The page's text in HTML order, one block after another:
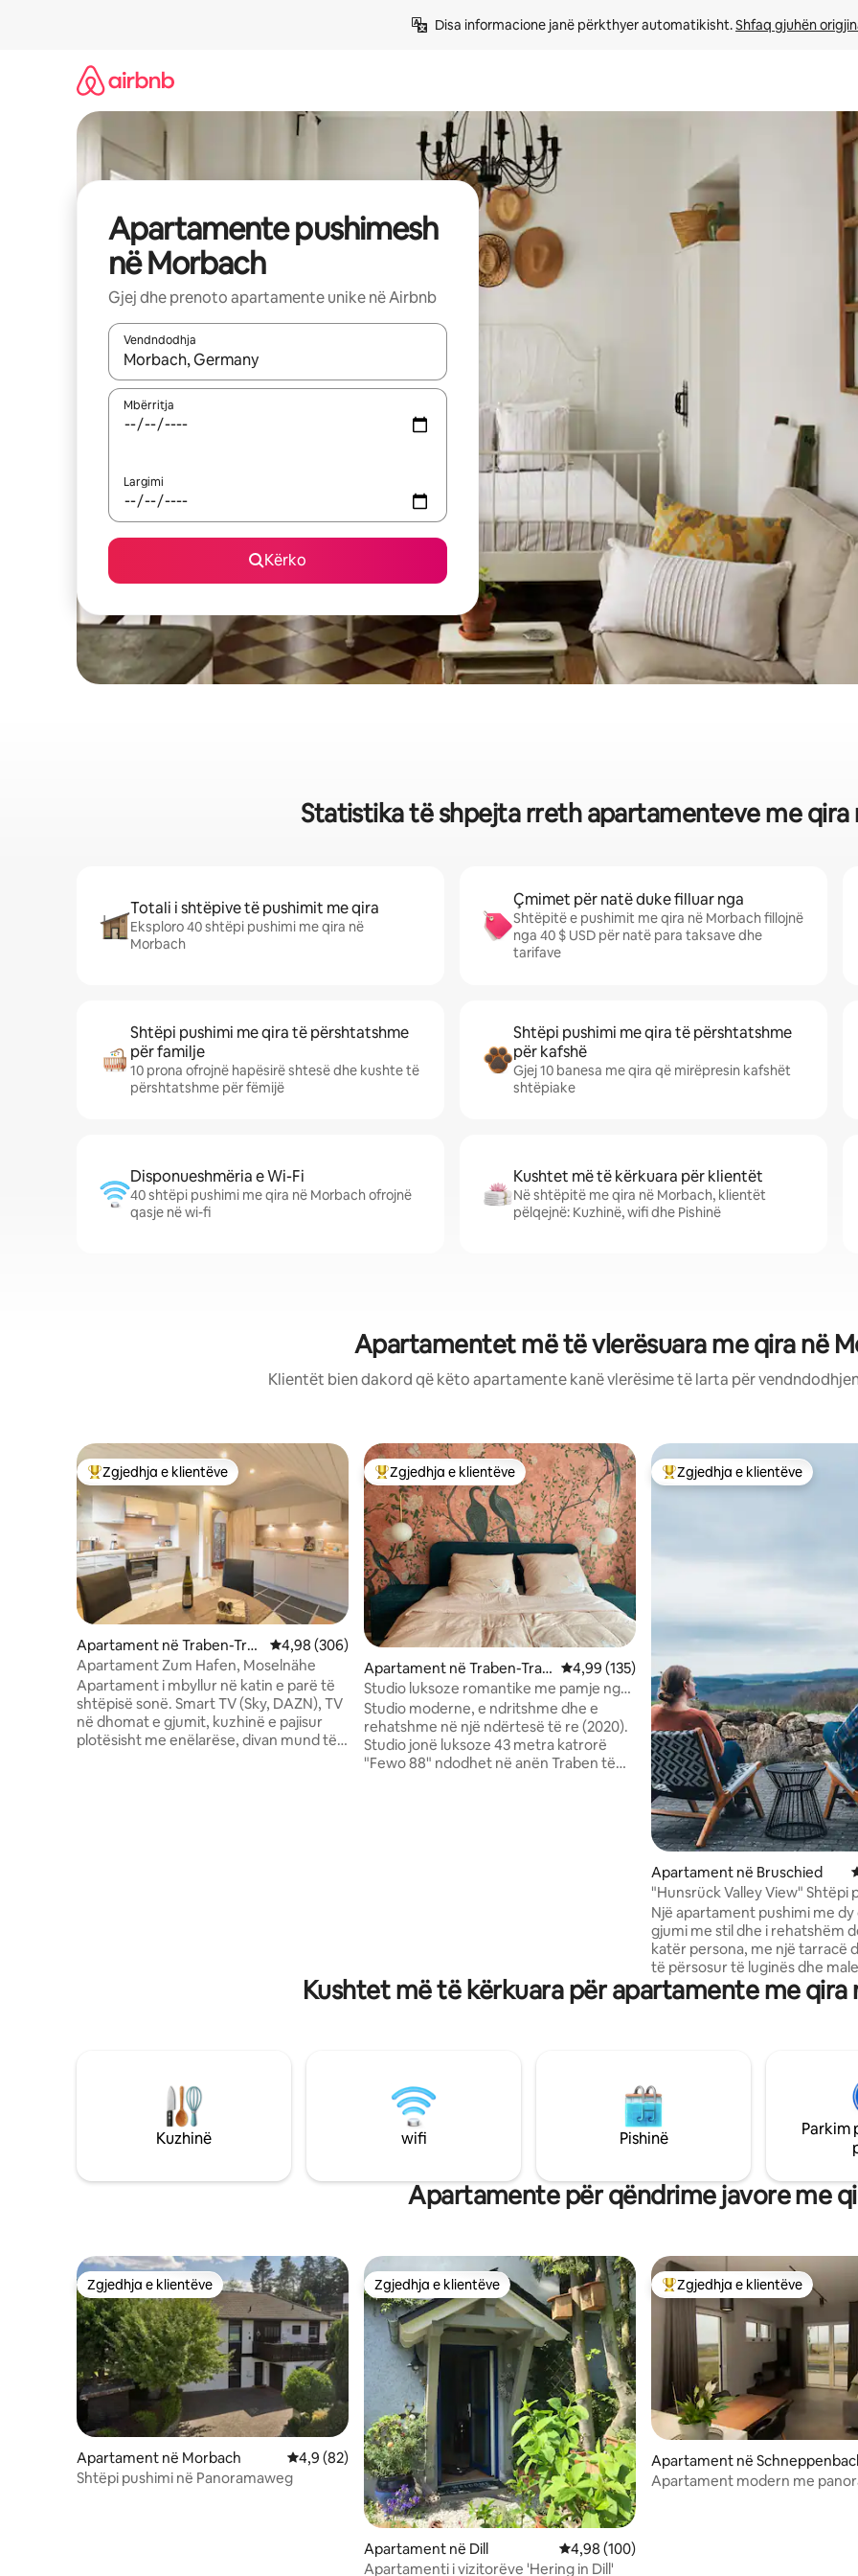
Disa informacione janë përkthyer automatikisht. Shfaq gjuhën
Apartamente pushimesh
në Morbach
Gjej dhe prenoto apartamente unike në Airbnb
Vendndodhja
Kur rezultatet të jenë të disponueshme, lëviz me butonat e shigjetave lart e poshtë ose eksploro duke prekur ose duke
Mbërritja
Largimi
Kërko
Statistika të shpejta rreth apartamenteve me qira
Totali i shtëpive të pushimit me qira
Eksploro 40 shtëpi pushimi me qira në
Morbach
Çmimet për natë duke filluar nga
Shtëpitë e pushimit me qira në Morbach fillojnë
nga 40 $ USD për natë para taksave dhe
tarifave
Shtëpi pushimi me qira të përshtatshme
për familje
10 prona ofrojnë hapësirë shtesë dhe kushte të
përshtatshme për fëmijë
Shtëpi pushimi me qira të përshtatshme
për kafshë
Gjej 10 banesa me qira që mirëpresin kafshët
shtëpiake
Disponueshmëria e Wi-Fi
40 shtëpi pushimi me qira në Morbach ofrojnë
qasje në wi-fi
Kushtet më të kërkuara për klientët
Në shtëpitë me qira në Morbach, klientët
pëlqejnë: Kuzhinë, wifi dhe Pishinë
Apartamentet më të vlerësuara me qira në
Klientët bien dakord që këto apartamente kanë vlerësime të larta për
Më të mirat e zgjedhjeve të klientëve
Zgjedhja e klientëve
Apartament në Traben-Trar
bach
Vlerësimi mesatar 4,98 nga 5, 306 vlerësime
4,98 (306)
Apartament Zum Hafen, Moselnähe
Apartament i mbyllur në katin e parë të
shtëpisë sonë. Smart TV (Sky, DAZN), TV
në dhomat e gjumit, kuzhinë e pajisur
plotësisht me enëlarëse, divan mund të
Më të mirat e zgjedhjeve të klientëve
Zgjedhja e klientëve
Apartament në Traben-Trar
bach
Vlerësimi mesatar 4,99 nga 5, 135 vlerësime
4,99 (135)
Studio luksoze romantike me pamje nga
lumi Mosel
Studio moderne, e ndritshme dhe e
rehatshme në një ndërtesë të re (2020).
Studio jonë luksoze 43 metra katrorë
"Fewo 88" ndodhet në anën Traben të
Më të mirat e zgjedhjeve të
Zgjedhja e klientëve
Apartament në Bruschied
"Hunsrück Valley View" Shtëpi
me SAUNA
Një apartament pushimi me
gjumi me stil dhe i rehatshëm
katër persona, me një tarracë
të përsosur të luginës dhe
poshtë. Një sauna me fuçi
dispozicion (me kosto shtesë). I gjithë
akustike, kuzhinë të re me
(furrë, enëlarëse), dush me ujë
lavatriçe me tharëse dhe
Mund të vizitosh edhe tufën
malësorëve skocezë!
Kushtet më të kërkuara për apartamente me qira
Kuzhinë wifi Pishinë
Parkim
Apartamente për qëndrime javore me
Zgjedhja e klientëve
Zgjedhja e klientëve
Apartament në Morbach Vlerësimi mesatar 4,9 nga 5, 82 vlerësime
4,9 (82)
Shtëpi pushimi në Panoramaweg
Zgjedhja e klientëve
Zgjedhja e klientëve
Apartament në Dill Vlerësimi mesatar 4,98 nga 5, 100 vlerësime
4,98 (100)
Apartamenti i vizitorëve 'Hering in Dill'
Më të mirat e zgjedhjeve të
Zgjedhja e klientëve
Apartament në
Apartament modern me